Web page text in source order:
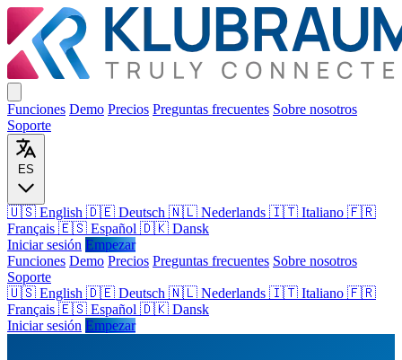
Funciones Demo Precios Preguntas frecuentes Sobre nosotros
Soporte
ES
🇺🇸 English 🇩🇪 Deutsch 🇳🇱 Nederlands 🇮🇹 Italiano 🇫🇷
Français 🇪🇸 Español 🇩🇰 Dansk
Iniciar sesión Empezar
Funciones Demo Precios Preguntas frecuentes Sobre nosotros
Soporte
🇺🇸 English 🇩🇪 Deutsch 🇳🇱 Nederlands 🇮🇹 Italiano 🇫🇷
Français 🇪🇸 Español 🇩🇰 Dansk
Iniciar sesión Empezar